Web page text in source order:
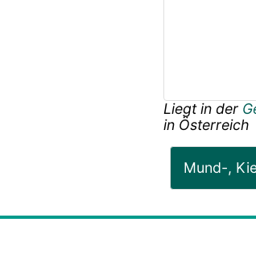
Liegt in der
in Österreich
Mund-,